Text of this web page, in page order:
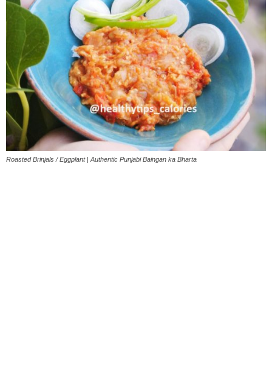
Roasted Brinjals / Eggplant | Authentic Punjabi Baingan ka Bharta